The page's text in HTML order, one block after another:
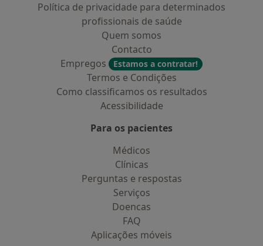
Política de privacidade para determinados
profissionais de saúde
Quem somos
Contacto
Empregos
Estamos a contratar!
Termos e Condições
Como classificamos os resultados
Acessibilidade
Para os pacientes
Médicos
Clínicas
Perguntas e respostas
Serviços
Doencas
FAQ
Aplicações móveis